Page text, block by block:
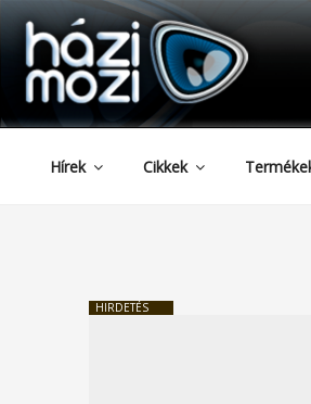
Tartalomhoz
HAZIMOZI
Hírek Cikkek
HIRDETÉS